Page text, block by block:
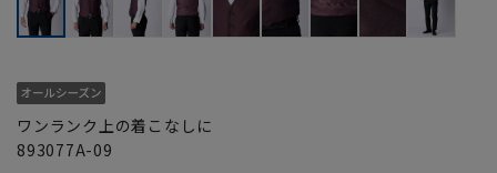
ワンランク上の着こなしに
893077A-09